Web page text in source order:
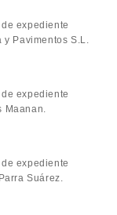
expediente
y Pavimentos S.L.
expediente
Maanan.
expediente
Suárez.